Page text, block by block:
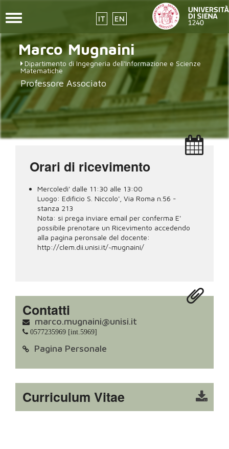
Salta
contenuto
principale
IT EN
Toggle
placeholder-
icon272x331.png
Marco Mugnaini
Dipartimento di Ingegneria dell'Informazione e Scienze
Matematiche
Professore Associato
Orari di ricevimento
Mercoledi' dalle 11:30 alle 13:00
Luogo: Edificio S. Niccolo', Via Roma n.56 -
stanza 213
Nota: si prega inviare email per conferma E'
possibile prenotare un Ricevimento accedendo
alla pagina peronsale del docente:
http://clem.dii.unisi.it/~mugnaini/
Contatti
marco.mugnaini@unisi.it
0577235969 [int.5969]
Pagina Personale
Curriculum Vitae